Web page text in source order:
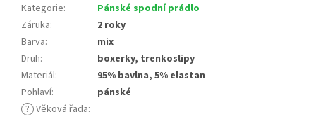
Kategorie:
Pánské spodní prádlo
Záruka:
2 roky
Barva:
mix
Druh:
boxerky, trenkoslipy
Materiál:
95% bavlna, 5% elastan
Pohlaví:
pánské
? Věková řada: